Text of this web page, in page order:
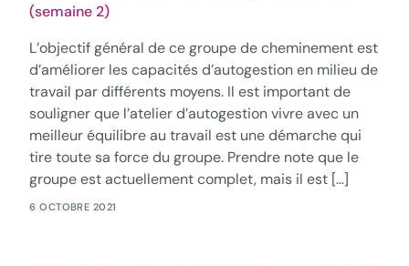
(semaine 2)
L’objectif général de ce groupe de cheminement est
d’améliorer les capacités d’autogestion en milieu de
travail par différents moyens. Il est important de
souligner que l’atelier d’autogestion vivre avec un
meilleur équilibre au travail est une démarche qui
tire toute sa force du groupe. Prendre note que le
groupe est actuellement complet, mais il est […]
6 OCTOBRE 2021